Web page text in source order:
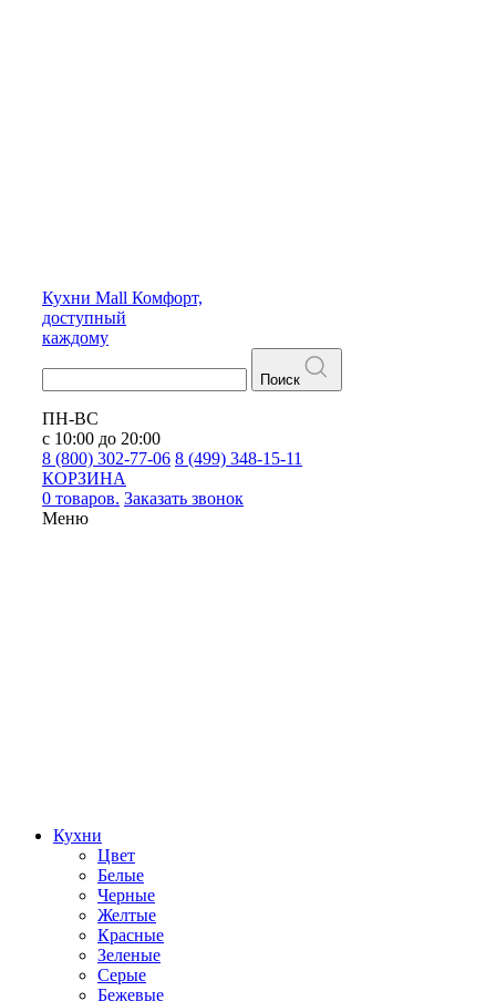
Кухни Mall Комфорт,
доступный
каждому
Поиск
ПН-ВС
с 10:00 до 20:00
8 (800) 302-77-06 8 (499) 348-15-11
КОРЗИНА
0 товаров. Заказать звонок
Меню
Кухни
Цвет
Белые
Черные
Желтые
Красные
Зеленые
Серые
Бежевые